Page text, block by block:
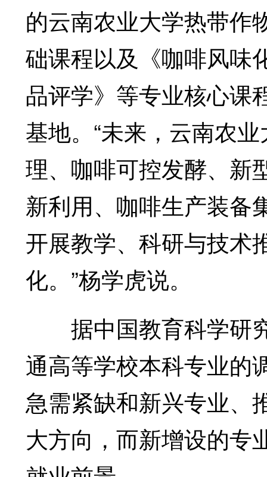
的云南农业大学热带作
础课程以及《咖啡风味
品评学》等专业核心课
基地。“未来，云南农
理、咖啡可控发酵、新
新利用、咖啡生产装备
开展教学、科研与技术
化。”杨学虎说。
据中国教育科学研
通高等学校本科专业的
急需紧缺和新兴专业、
大方向，而新增设的专